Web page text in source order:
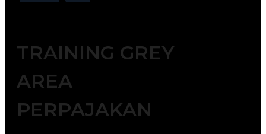
TRAINING GREY
AREA
PERPAJAKAN